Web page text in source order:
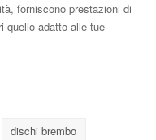
forniscono prestazioni di
quello adatto alle tue
dischi brembo